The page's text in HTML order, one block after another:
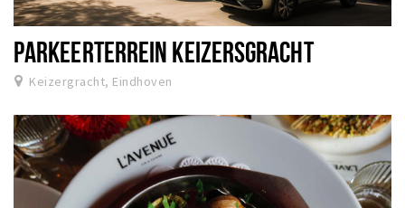
PARKEERTERREIN KEIZERSGRACHT
Keizergracht, Eindhoven